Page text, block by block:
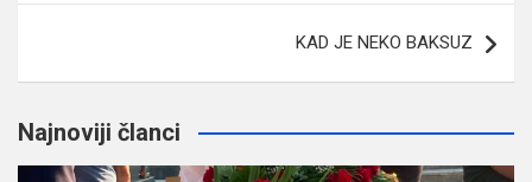
KAD JE NEKO BAKSUZ
Najnoviji članci